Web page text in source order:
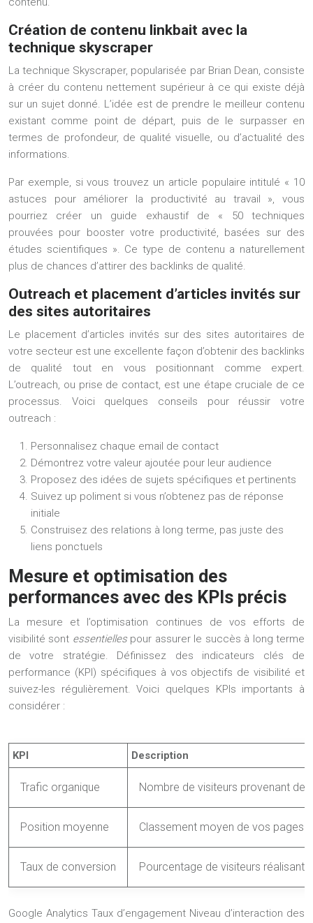
Création de contenu linkbait avec la
technique skyscraper
La technique Skyscraper, popularisée par Brian Dean, consiste
à créer du contenu nettement supérieur à ce qui existe déjà
sur un sujet donné. L’idée est de prendre le meilleur contenu
existant comme point de départ, puis de le surpasser en
termes de profondeur, de qualité visuelle, ou d’actualité des
informations.
Par exemple, si vous trouvez un article populaire intitulé « 10
astuces pour améliorer la productivité au travail », vous
pourriez créer un guide exhaustif de « 50 techniques
prouvées pour booster votre productivité, basées sur des
études scientifiques ». Ce type de contenu a naturellement
plus de chances d’attirer des backlinks de qualité.
Outreach et placement d’articles invités sur
des sites autoritaires
Le placement d’articles invités sur des sites autoritaires de
votre secteur est une excellente façon d’obtenir des backlinks
de qualité tout en vous positionnant comme expert.
L’outreach, ou prise de contact, est une étape cruciale de ce
processus. Voici quelques conseils pour réussir votre
outreach :
Personnalisez chaque email de contact
Démontrez votre valeur ajoutée pour leur audience
Proposez des idées de sujets spécifiques et pertinents
Suivez up poliment si vous n’obtenez pas de réponse
initiale
Construisez des relations à long terme, pas juste des
liens ponctuels
Mesure et optimisation des
performances avec des KPIs précis
La mesure et l’optimisation continues de vos efforts de
visibilité sont essentielles pour assurer le succès à long terme
de votre stratégie. Définissez des indicateurs clés de
performance (KPI) spécifiques à vos objectifs de visibilité et
suivez-les régulièrement. Voici quelques KPIs importants à
considérer :
KPI Description
Trafic organique Nombre de visiteurs provenant
Position moyenne Classement moyen de vos pages
Taux de conversion Pourcentage de visiteurs réalisant
Google Analytics Taux d’engagement Niveau d’interaction des